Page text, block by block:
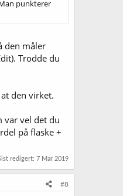
punkterer
den måler
Trodde du
den virket.
var vel det du
på flaske +
redigert: 7 Mar 2019
#8